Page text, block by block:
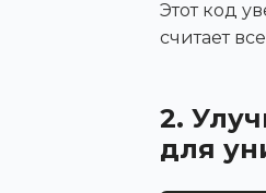
Этот код
считает
2.
для